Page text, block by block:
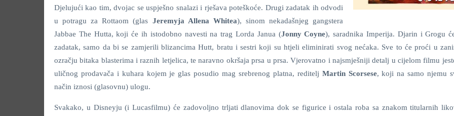
Djelujući kao tim, dvojac se uspješno snalazi i rješava poteškoće. Drugi zadatak ih odvodi
u potragu za Rottaom (glas Jeremyja Allena Whitea), sinom nekadašnjeg gangstera
Jabbae The Hutta, koji će ih istodobno navesti na trag Lorda Janua (Jonny Coyne), saradnika Imperija. Djarin i Grogu
zadatak, samo da bi se zamjerili blizancima Hutt, bratu i sestri koji su htjeli eliminirati svog nećaka. Sve to će proći u
ozračju bitaka blasterima i raznih letjelica, te naravno okršaja prsa u prsa. Vjerovatno i najsmješniji detalj u cijelom filmu
uličnog prodavača i kuhara kojem je glas posudio mag srebrenog platna, reditelj Martin Scorsese, koji na samo njemu
način iznosi (glasovnu) ulogu.
Svakako, u Disneyju (i Lucasfilmu) će zadovoljno trljati dlanovima dok se figurice i ostala roba sa znakom titularnih